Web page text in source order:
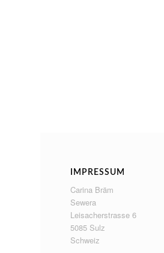
IMPRESSUM
Carina Bräm
Sewera
Leisacherstrasse 6
5085 Sulz
Schweiz